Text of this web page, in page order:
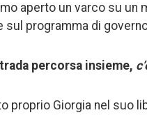
aperto un varco su un
programma di
percorsa insieme,
proprio Giorgia nel suo